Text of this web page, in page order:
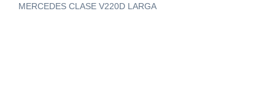
MERCEDES CLASE V220D LARGA